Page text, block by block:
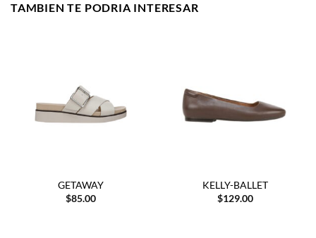
TAMBIEN TE PODRIA INTERESAR
GETAWAY
$85.00
KELLY-BALLET
$129.00